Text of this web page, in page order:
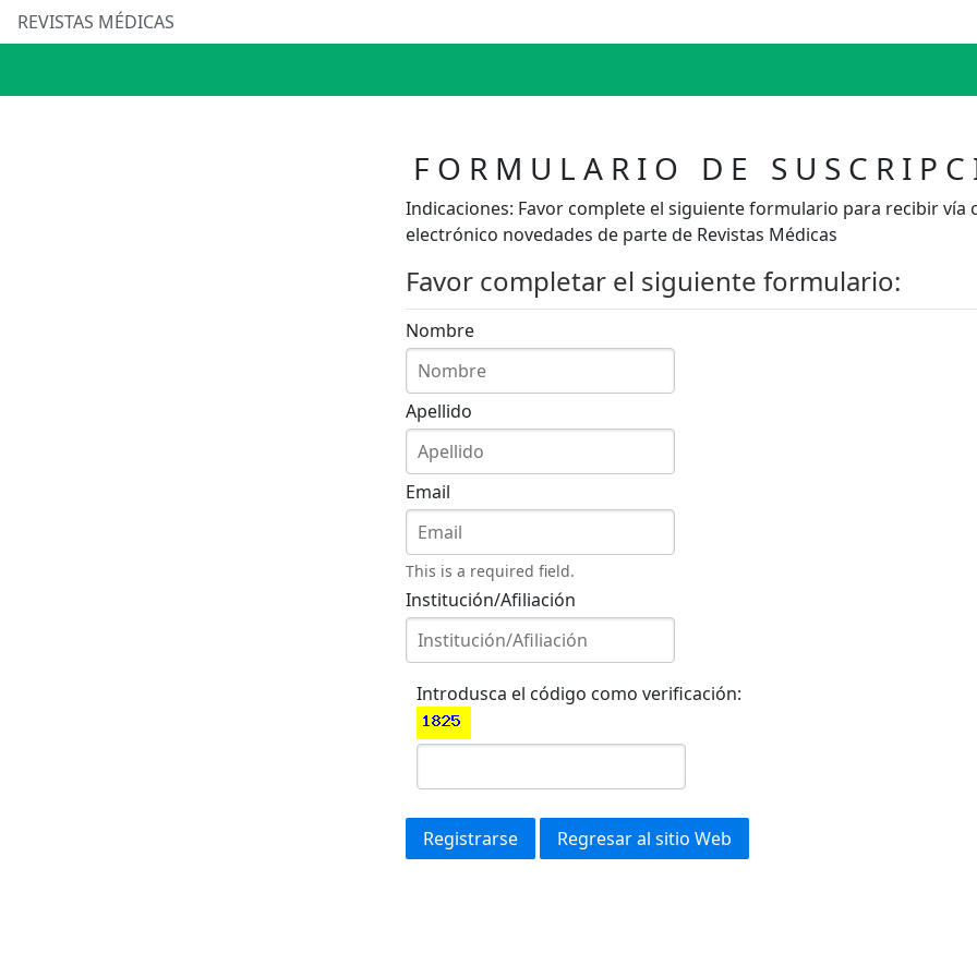
REVISTAS MÉDICAS
FORMULARIO DE
Indicaciones: Favor complete el siguiente formulario para recibir vía
electrónico novedades de parte de Revistas Médicas
Favor completar el siguiente formulario:
Nombre
Apellido
Email
This is a required field.
Institución/Afiliación
Introdusca el código como verificación:
Registrarse Regresar al sitio Web